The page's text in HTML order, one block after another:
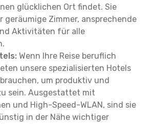
glücklichen Ort findet. Sie
geräumige Zimmer, ansprechende
Aktivitäten für alle
Wenn Ihre Reise beruflich
unsere spezialisierten Hotels
um produktiv und
sein. Ausgestattet mit
und High-Speed-WLAN, sind sie
in der Nähe wichtiger